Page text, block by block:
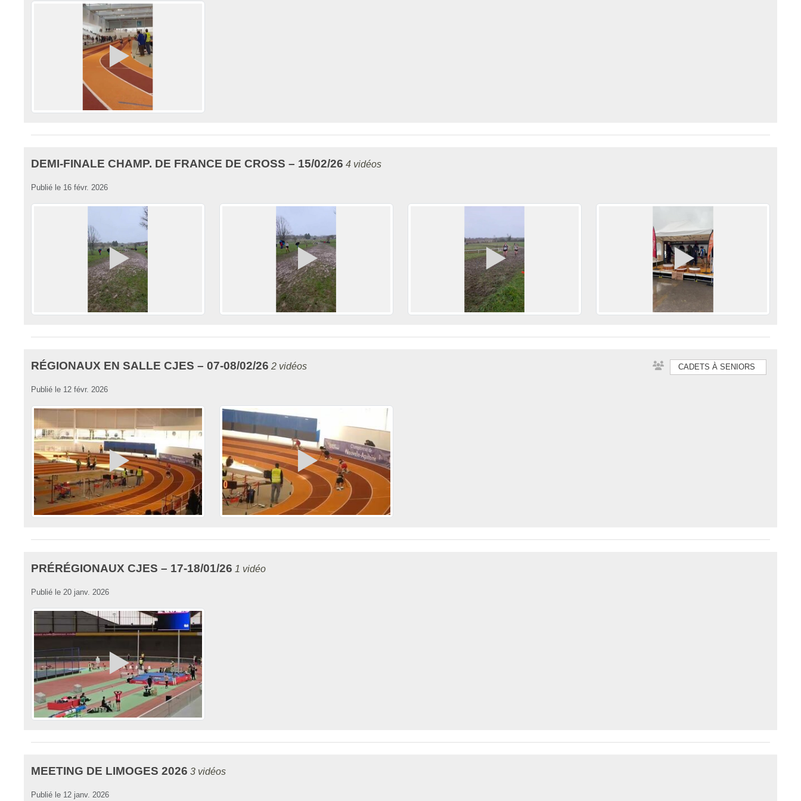
DEMI-FINALE CHAMP. DE FRANCE DE CROSS – 15/02/26 4 vidéos
Publié le 16 févr. 2026
RÉGIONAUX EN SALLE CJES – 07-08/02/26 2 vidéos CADETS À SENIORS
Publié le 12 févr. 2026
PRÉRÉGIONAUX CJES – 17-18/01/26 1 vidéo
Publié le 20 janv. 2026
MEETING DE LIMOGES 2026 3 vidéos
Publié le 12 janv. 2026